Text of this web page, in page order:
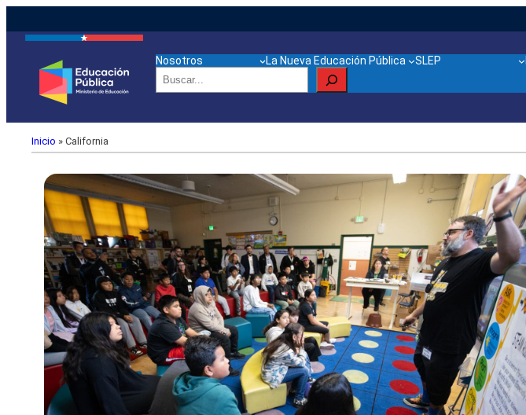
Nosotros La Nueva Educación Pública SLEP
Buscar
Inicio » California